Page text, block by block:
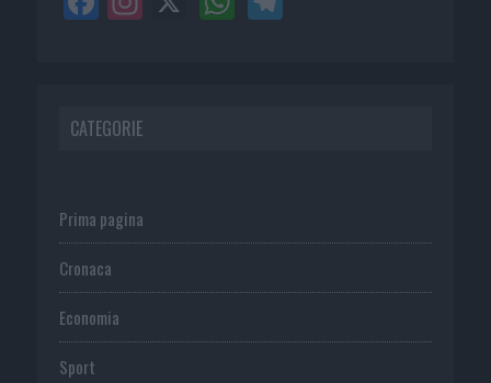
CATEGORIE
Prima pagina
Cronaca
Economia
Sport